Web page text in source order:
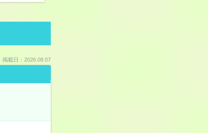
掲載日：2026.08.07